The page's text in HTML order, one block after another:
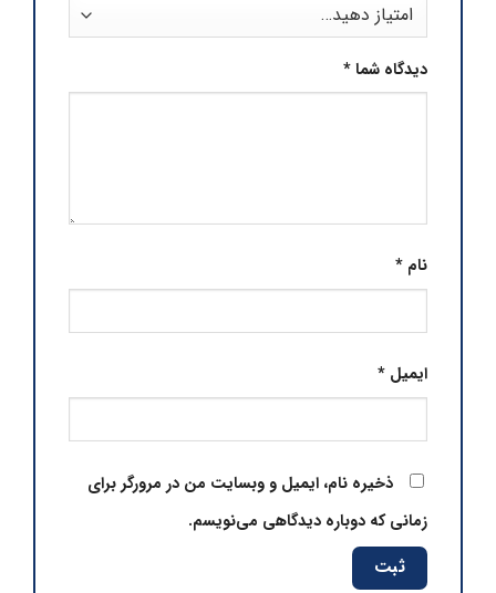
دیدگاه شما*
نام*
ایمیل*
ذخیره نام، ایمیل و وبسایت من در مرورگر برای
زمانی که دوباره دیدگاهی می‌نویسم.